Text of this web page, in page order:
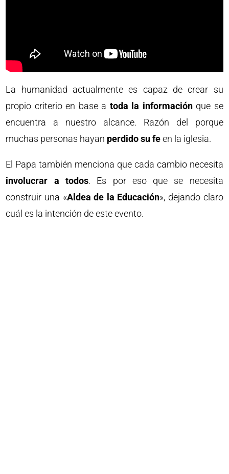
La humanidad actualmente es capaz de crear su
propio criterio en base a toda la informaciónque se
encuentra a nuestro alcance. Razón del porque
muchas personas hayan perdido su feen la iglesia.
El Papa también menciona que cada cambio necesita
involucrar a todos. Es por eso que se necesita
construir una «Aldea de la Educación», dejando claro
cuál es la intención de este evento.